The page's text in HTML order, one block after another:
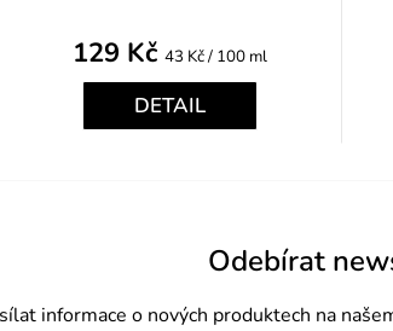
129 KčMěrná
43 Kč / 100 ml
DETAIL
Odebírat
informace o nových produktech na